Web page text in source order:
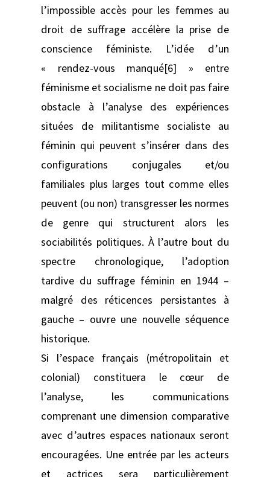
l’impossible accès pour les femmes au
droit de suffrage accélère la prise de
conscience féministe. L’idée d’un
« rendez-vous manqué[6] » entre
féminisme et socialisme ne doit pas faire
obstacle à l’analyse des expériences
situées de militantisme socialiste au
féminin qui peuvent s’insérer dans des
configurations conjugales et/ou
familiales plus larges tout comme elles
peuvent (ou non) transgresser les normes
de genre qui structurent alors les
sociabilités politiques. À l’autre bout du
spectre chronologique, l’adoption
tardive du suffrage féminin en 1944 –
malgré des réticences persistantes à
gauche – ouvre une nouvelle séquence
historique.
Si l’espace français (métropolitain et
colonial) constituera le cœur de
l’analyse, les communications
comprenant une dimension comparative
avec d’autres espaces nationaux seront
encouragées. Une entrée par les acteurs
et actrices sera particulièrement